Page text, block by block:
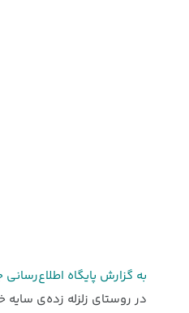
به گزارش پایگاه
در روستای زلزله زده‌ی